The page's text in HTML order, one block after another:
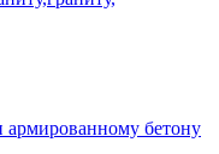
армированному бетону